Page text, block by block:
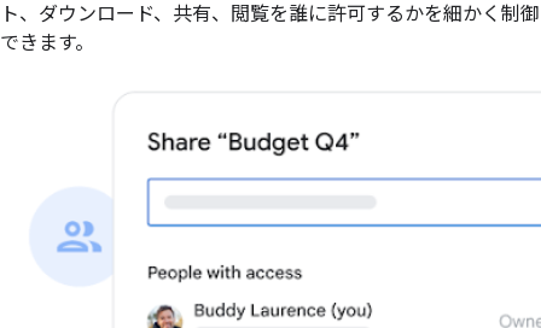
ト、ダウンロード、共有、閲覧を誰に許可するかを細かく制御
できます。